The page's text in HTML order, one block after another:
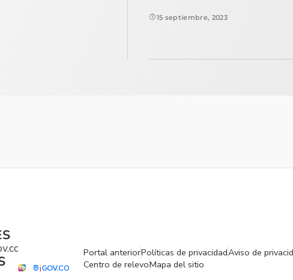
15 septiembre, 2023
Portal anteriorPolíticas de privacidadAviso de
Centro de relevoMapa del sitio